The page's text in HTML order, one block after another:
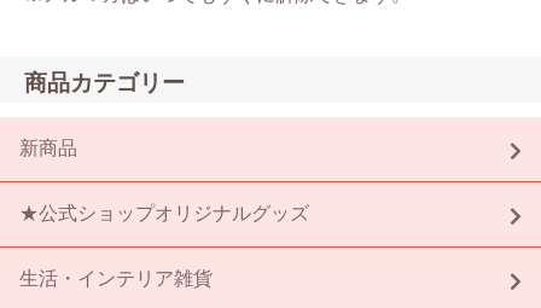
商品カテゴリー
新商品
★公式ショップオリジナルグッズ
生活・インテリア雑貨